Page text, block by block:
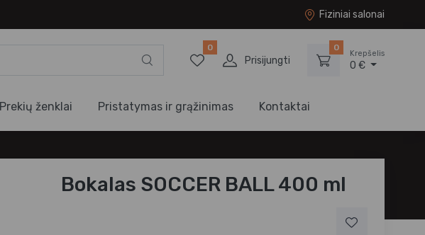
Fiziniai salonai
0
Prisijungti
0
Krepšelis
0 €
Prekių ženklai Pristatymas ir grąžinimas Kontaktai
Bokalas SOCCER BALL 400 ml